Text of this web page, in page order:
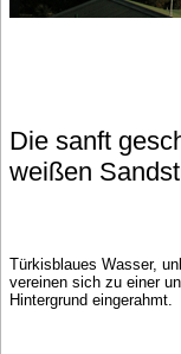
Die sanft
weißen
Türkisblaues Wasser,
vereinen sich zu einer
Hintergrund eingerahmt.